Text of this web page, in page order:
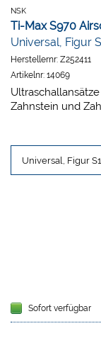
NSK
Ti-Max S970
Universal, Figur
Herstellernr: Z252411
Artikelnr: 14069
Zahnstein und
Sofort verfügbar